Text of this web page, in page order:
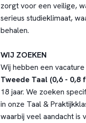
zorgt voor een veilige,
serieus studieklimaat,
behalen.
WIJ ZOEKEN
Wij hebben een
Tweede Taal (0,6 - 0,8
18 jaar. We zoeken
in onze Taal &
waarbij veel aandacht is